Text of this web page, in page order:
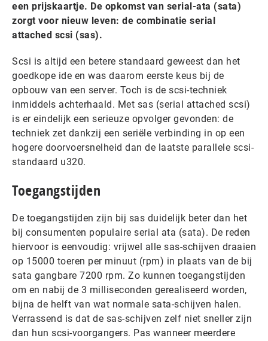
een prijskaartje. De opkomst van serial-ata (sata)
zorgt voor nieuw leven: de combinatie serial
attached scsi (sas).
Scsi is altijd een betere standaard geweest dan het
goedkope ide en was daarom eerste keus bij de
opbouw van een server. Toch is de scsi-techniek
inmiddels achterhaald. Met sas (serial attached scsi)
is er eindelijk een serieuze opvolger gevonden: de
techniek zet dankzij een seriële verbinding in op een
hogere doorvoersnelheid dan de laatste parallele scsi-
standaard u320.
Toegangstijden
De toegangstijden zijn bij sas duidelijk beter dan het
bij consumenten populaire serial ata (sata). De reden
hiervoor is eenvoudig: vrijwel alle sas-schijven draaien
op 15000 toeren per minuut (rpm) in plaats van de bij
sata gangbare 7200 rpm. Zo kunnen toegangstijden
om en nabij de 3 milliseconden gerealiseerd worden,
bijna de helft van wat normale sata-schijven halen.
Verrassend is dat de sas-schijven zelf niet sneller zijn
dan hun scsi-voorgangers. Pas wanneer meerdere